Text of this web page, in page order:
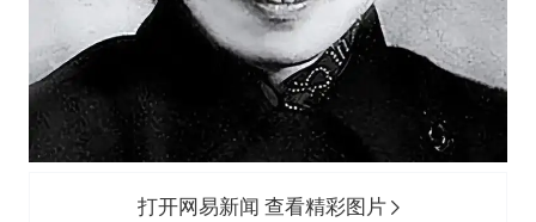
打开网易新闻 查看精彩图片